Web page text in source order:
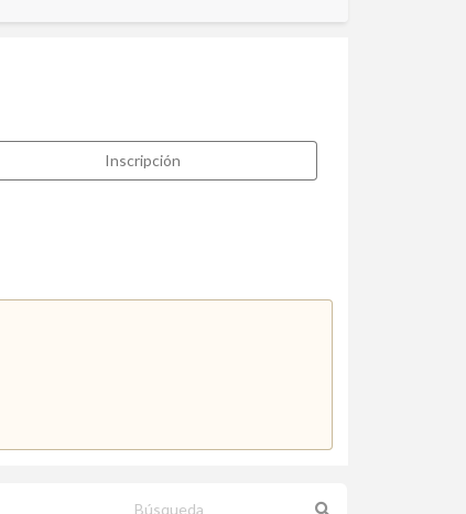
Inscripción